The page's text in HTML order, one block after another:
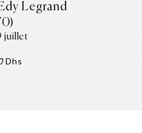
Legrand
juillet
Dhs